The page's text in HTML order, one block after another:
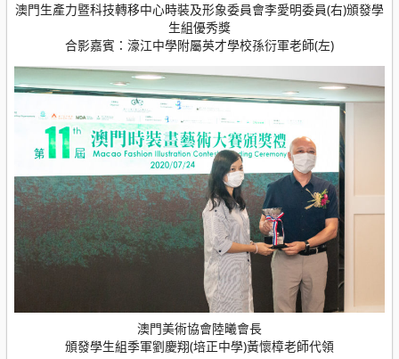
澳門生產力暨科技轉移中心時裝及形象委員會李愛明委員(右)頒發學
生組優秀獎
合影嘉賓：濠江中學附屬英才學校孫衍軍老師(左)
澳門美術協會陸曦會長
頒發學生組季軍劉慶翔(培正中學)黃懷樟老師代領